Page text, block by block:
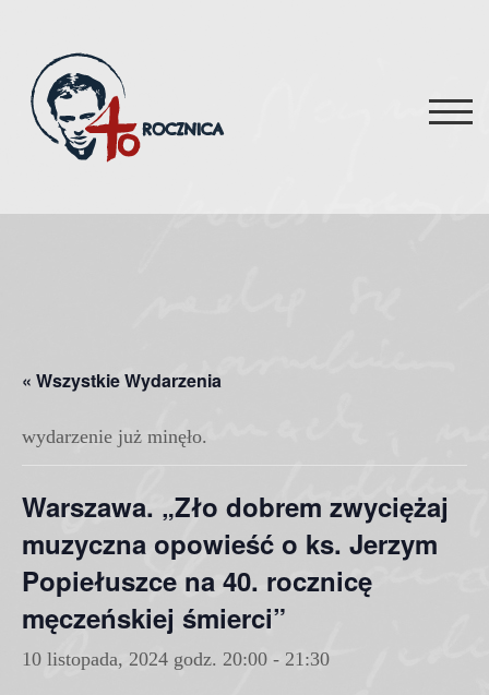
content
« Wszystkie Wydarzenia
wydarzenie już minęło.
Warszawa. „Zło dobrem zwyciężaj
muzyczna opowieść o ks. Jerzym
Popiełuszce na 40. rocznicę
męczeńskiej śmierci”
10 listopada, 2024 godz. 20:00 - 21:30